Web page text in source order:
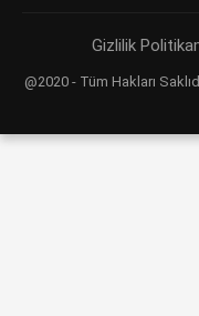
Gizlilik
@2020 - Tüm Hakları